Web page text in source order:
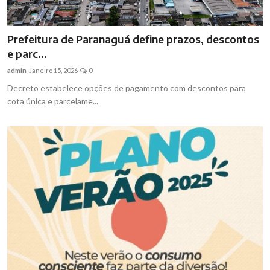
Prefeitura de Paranaguá define prazos, descontos
e parc...
admin Janeiro 15, 2026 0
Decreto estabelece opções de pagamento com descontos para
cota única e parcelame...